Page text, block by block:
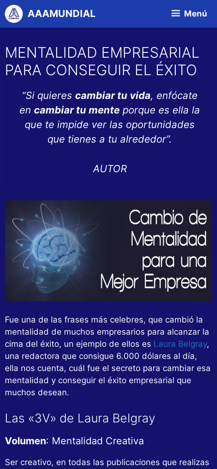
Saltar
al
contenido
AAAMUNDIAL Menú
MENTALIDAD EMPRESARIAL
PARA CONSEGUIR EL ÉXITO
“Si quieres cambiar tu vida, enfócate
en cambiar tu mente porque es ella la
que te impide ver las oportunidades
que tienes a tu alrededor”.
AUTOR
Fue una de las frases más celebres, que cambió la
mentalidad de muchos empresarios para alcanzar la
cima del éxito, un ejemplo de ellos es Laura Belgray,
una redactora que consigue 6.000 dólares al día,
ella nos cuenta, cuál fue el secreto para cambiar esa
mentalidad y conseguir el éxito empresarial que
muchos desean.
Las «3V» de Laura Belgray
Volumen: Mentalidad Creativa
Ser creativo, en todas las publicaciones que realizas